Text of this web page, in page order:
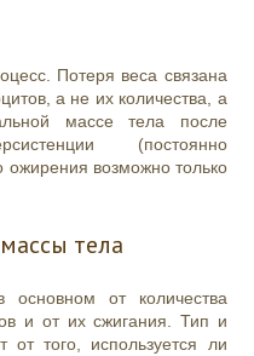
Потеря веса связана
а не их количества, а
массе тела после
(постоянно
ожирения возможно только
тела
от количества
и от их сжигания. Тип и
от того, используется ли